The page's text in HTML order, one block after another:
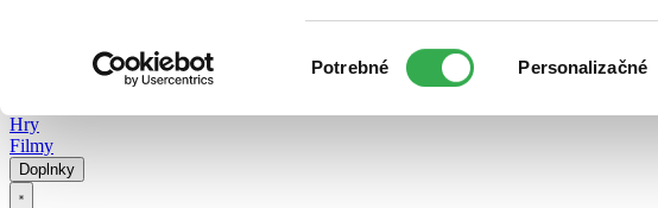
súhlasu
Potrebné Personalizačné
Hry
Filmy
Doplnky